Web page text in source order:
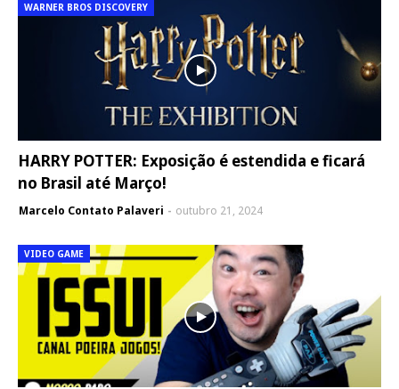
WARNER BROS DISCOVERY
HARRY POTTER: Exposição é estendida e ficará
no Brasil até Março!
Marcelo Contato Palaveri outubro 21, 2024
VIDEO GAME